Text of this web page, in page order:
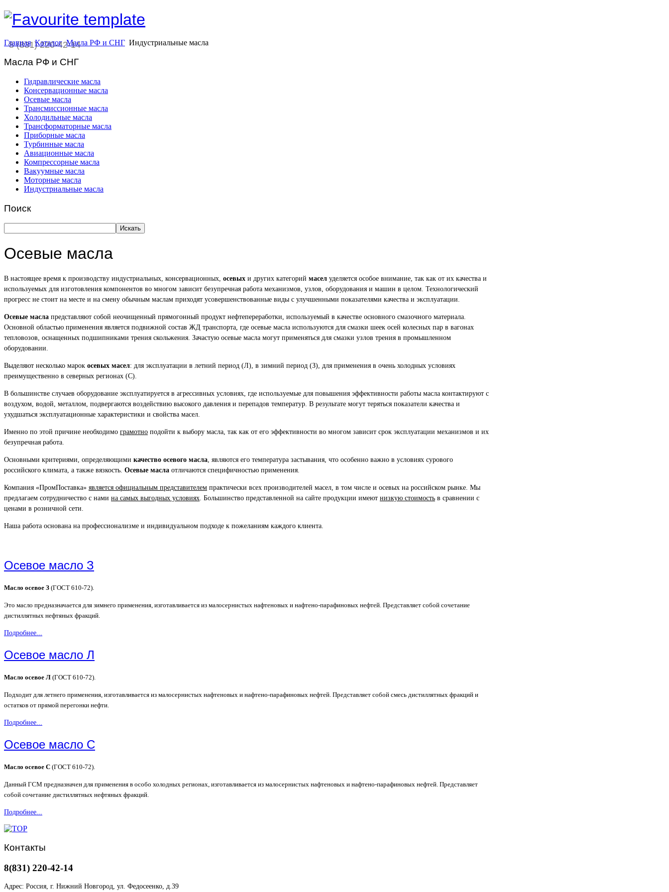
8 (831) 220-42-14
Главная Каталог Масла РФ и СНГ Индустриальные масла
Масла РФ и СНГ
Гидравлические масла
Консервационные масла
Осевые масла
Трансмиссионные масла
Холодильные масла
Трансформаторные масла
Приборные масла
Турбинные масла
Авиационные масла
Компрессорные масла
Вакуумные масла
Моторные масла
Индустриальные масла
Поиск
Искать
Осевые масла
В настоящее время к производству индустриальных, консервационных, осевых и других категорий масел уделяется особое внимание, так как от их качества и
используемых для изготовления компонентов во многом зависит безупречная работа механизмов, узлов, оборудования и машин в целом. Технологический
прогресс не стоит на месте и на смену обычным маслам приходят усовершенствованные виды с улучшенными показателями качества и эксплуатации.
Осевые масла представляют собой неочищенный прямогонный продукт нефтепереработки, используемый в качестве основного смазочного материала.
Основной областью применения является подвижной состав ЖД транспорта, где осевые масла используются для смазки шеек осей колесных пар в вагонах
тепловозов, оснащенных подшипниками трения скольжения. Зачастую осевые масла могут применяться для смазки узлов трения в промышленном
оборудовании.
Выделяют несколько марок осевых масел: для эксплуатации в летний период (Л), в зимний период (З), для применения в очень холодных условиях
преимущественно в северных регионах (С).
В большинстве случаев оборудование эксплуатируется в агрессивных условиях, где используемые для повышения эффективности работы масла контактируют с
воздухом, водой, металлом, подвергаются воздействию высокого давления и перепадов температур. В результате могут теряться показатели качества и
ухудшаться эксплуатационные характеристики и свойства масел.
Именно по этой причине необходимо грамотно подойти к выбору масла, так как от его эффективности во многом зависит срок эксплуатации механизмов и их
безупречная работа.
Основными критериями, определяющими качество осевого масла, являются его температура застывания, что особенно важно в условиях сурового
российского климата, а также вязкость. Осевые масла отличаются специфичностью применения.
Компания «ПромПоставка» является официальным представителем практически всех производителей масел, в том числе и осевых на российском рынке. Мы
предлагаем сотрудничество с нами на самых выгодных условиях. Большинство представленной на сайте продукции имеют низкую стоимость в сравнении с
ценами в розничной сети.
Наша работа основана на профессионализме и индивидуальном подходе к пожеланиям каждого клиента.
Осевое масло З
Масло осевое З (ГОСТ 610-72).
Это масло предназначается для зимнего применения, изготавливается из малосернистых нафтеновых и нафтено-парафиновых нефтей. Представляет собой сочетание
дистиллятных нефтяных фракций.
Подробнее...
Осевое масло Л
Масло осевое Л (ГОСТ 610-72).
Подходит для летнего применения, изготавливается из малосернистых нафтеновых и нафтено-парафиновых нефтей. Представляет собой смесь дистиллятных фракций и
остатков от прямой перегонки нефти.
Подробнее...
Осевое масло С
Масло осевое С (ГОСТ 610-72).
Данный ГСМ предназначен для применения в особо холодных регионах, изготавливается из малосернистых нафтеновых и нафтено-парафиновых нефтей. Представляет
собой сочетание дистиллятных нефтяных фракций.
Подробнее...
Контакты
8(831) 220-42-14
Адрес: Россия, г. Нижний Новгород, ул. Федосеенко, д.39